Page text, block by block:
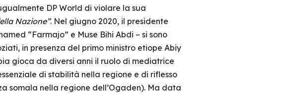
DP World di violare la sua
Nazione”. Nel giugno 2020, il presidente
“Farmajo” e Muse Bihi Abdi – si sono
in presenza del primo ministro etiope Abiy
gioca da diversi anni il ruolo di mediatrice
di stabilità nella regione e di riflesso
somala nella regione dell’Ogaden). Ma data